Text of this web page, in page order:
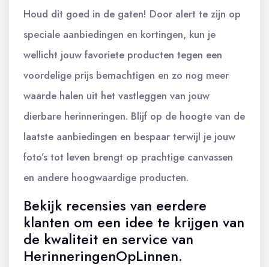
Houd dit goed in de gaten! Door alert te zijn op
speciale aanbiedingen en kortingen, kun je
wellicht jouw favoriete producten tegen een
voordelige prijs bemachtigen en zo nog meer
waarde halen uit het vastleggen van jouw
dierbare herinneringen. Blijf op de hoogte van de
laatste aanbiedingen en bespaar terwijl je jouw
foto’s tot leven brengt op prachtige canvassen
en andere hoogwaardige producten.
Bekijk recensies van eerdere
klanten om een idee te krijgen van
de kwaliteit en service van
HerinneringenOpLinnen.